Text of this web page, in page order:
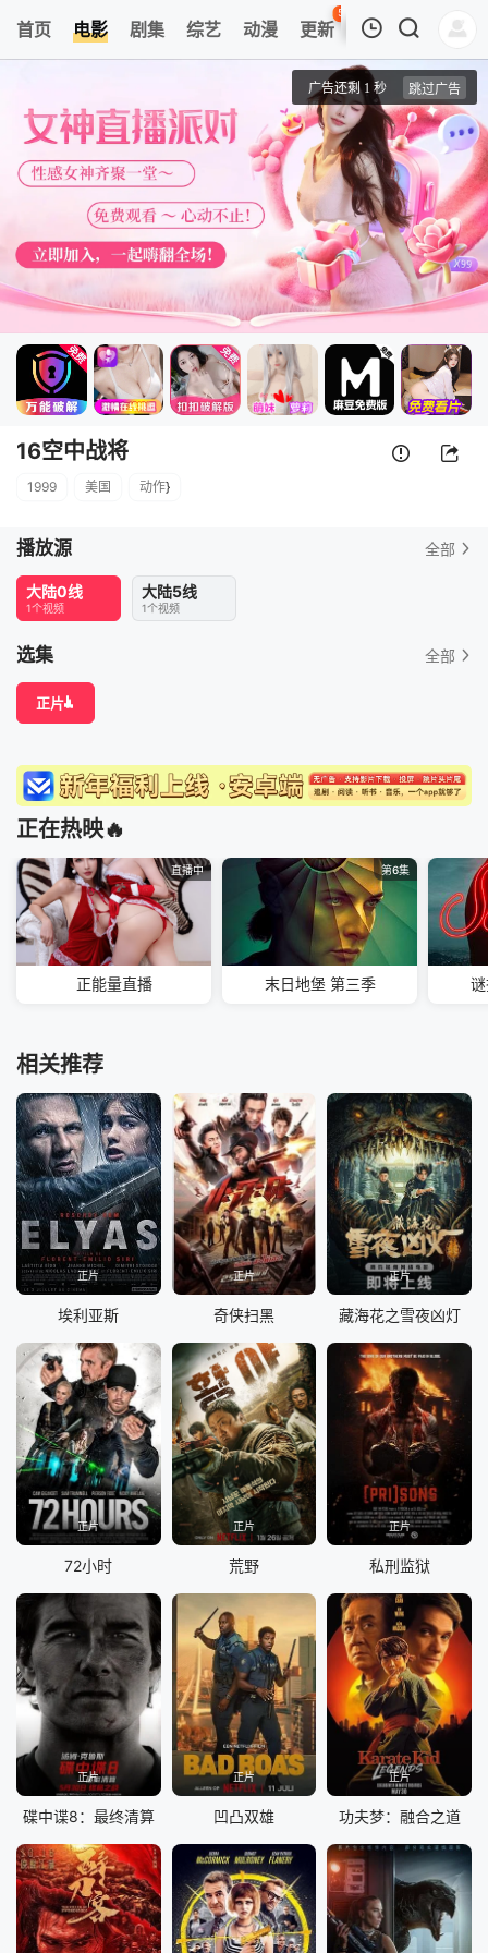
首页 电影 剧集 综艺 动漫 更新
50
热榜 APP
正片
F16空中战将
16空中战将
1999 美国 动作}
播放源 全部
大陆0线
1个视频
大陆5线
1个视频
选集 全部
正片
正在热映🔥
直播中
正能量直播
第6集
末日地堡 第三季
相关推荐
正片
埃利亚斯
正片
奇侠扫黑
正片
藏海花之雪夜凶灯
正片
72小时
正片
荒野
正片
私刑监狱
正片
碟中谍8：最终清算
正片
凹凸双雄
正片
功夫梦：融合之道